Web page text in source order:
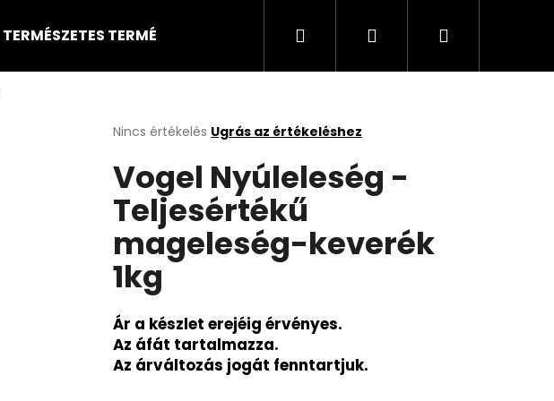
TERMÉSZETES TERMÉKEK CICA KISÁLLAT
KeresésBejelentkezés
Kosár
A
átlagos
értékelése
5-
0,0
csillag.
Nincs értékelés Ugrás az értékeléshez
Vogel Nyúleleség -
Teljesértékű
mageleség-keverék
1kg
Ár a készlet erejéig érvényes.
Az áfát tartalmazza.
Az árváltozás jogát fenntartjuk.